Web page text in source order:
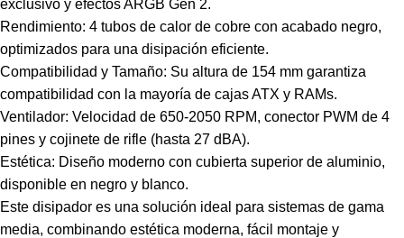
exclusivo y efectos ARGB Gen 2.
Rendimiento: 4 tubos de calor de cobre con acabado negro,
optimizados para una disipación eficiente.
Compatibilidad y Tamaño: Su altura de 154 mm garantiza
compatibilidad con la mayoría de cajas ATX y RAMs.
Ventilador: Velocidad de 650-2050 RPM, conector PWM de 4
pines y cojinete de rifle (hasta 27 dBA).
Estética: Diseño moderno con cubierta superior de aluminio,
disponible en negro y blanco.
Este disipador es una solución ideal para sistemas de gama
media, combinando estética moderna, fácil montaje y